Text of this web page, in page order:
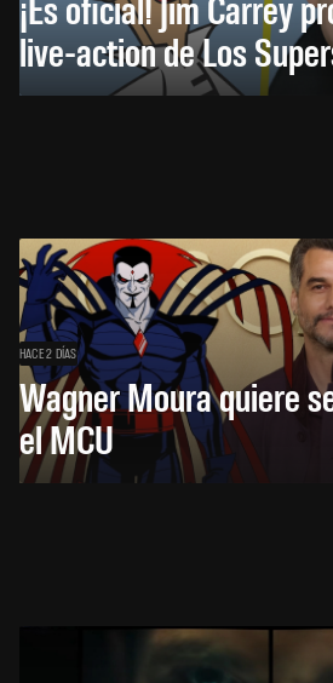
live-action de Los
HACE 2 DÍAS
Wagner Moura quiere
el MCU